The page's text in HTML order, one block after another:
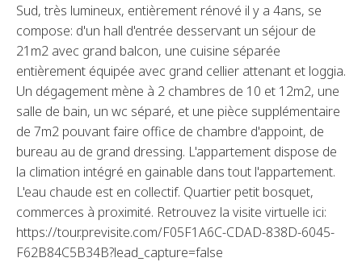
Sud, très lumineux, entièrement rénové il y a 4ans, se
compose: d'un hall d'entrée desservant un séjour de
21m2 avec grand balcon, une cuisine séparée
entièrement équipée avec grand cellier attenant et loggia.
Un dégagement mène à 2 chambres de 10 et 12m2, une
salle de bain, un wc séparé, et une pièce supplémentaire
de 7m2 pouvant faire office de chambre d'appoint, de
bureau au de grand dressing. L'appartement dispose de
la climation intégré en gainable dans tout l'appartement.
L'eau chaude est en collectif. Quartier petit bosquet,
commerces à proximité. Retrouvez la visite virtuelle ici:
https://tour.previsite.com/F05F1A6C-CDAD-838D-6045-
F62B84C5B34B?lead_capture=false